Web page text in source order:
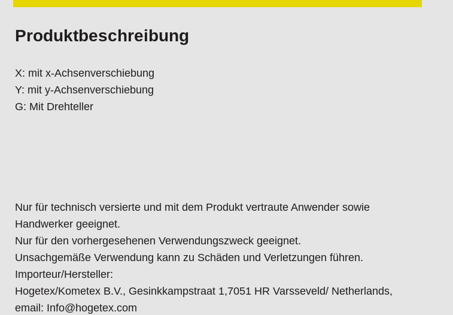
Produktbeschreibung
X: mit x-Achsenverschiebung
Y: mit y-Achsenverschiebung
G: Mit Drehteller
Nur für technisch versierte und mit dem Produkt vertraute Anwender sowie
Handwerker geeignet.
Nur für den vorhergesehenen Verwendungszweck geeignet.
Unsachgemäße Verwendung kann zu Schäden und Verletzungen führen.
Importeur/Hersteller:
Hogetex/Kometex B.V., Gesinkkampstraat 1,7051 HR Varsseveld/ Netherlands,
email: Info@hogetex.com